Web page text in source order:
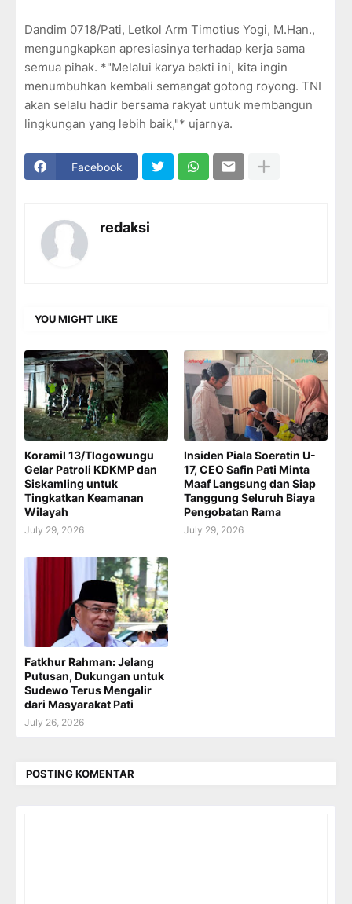
Dandim 0718/Pati, Letkol Arm Timotius Yogi, M.Han.,
mengungkapkan apresiasinya terhadap kerja sama
semua pihak. *"Melalui karya bakti ini, kita ingin
menumbuhkan kembali semangat gotong royong. TNI
akan selalu hadir bersama rakyat untuk membangun
lingkungan yang lebih baik,"* ujarnya.
Facebook
redaksi
YOU MIGHT LIKE
Koramil 13/Tlogowungu
Gelar Patroli KDKMP dan
Siskamling untuk
Tingkatkan Keamanan
Wilayah
July 29, 2026
Insiden Piala Soeratin U-
17, CEO Safin Pati Minta
Maaf Langsung dan Siap
Tanggung Seluruh Biaya
Pengobatan Rama
July 29, 2026
Fatkhur Rahman: Jelang
Putusan, Dukungan untuk
Sudewo Terus Mengalir
dari Masyarakat Pati
July 26, 2026
POSTING KOMENTAR